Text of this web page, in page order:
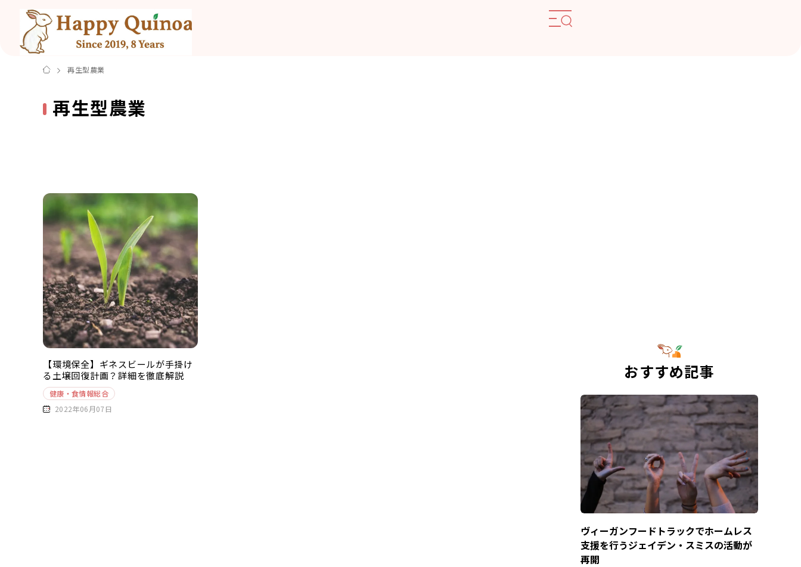
再生型農業
再生型農業
【環境保全】ギネスビールが手掛け
る土壌回復計画？詳細を徹底解説
健康・食情報総合
2022年06月07日
おすすめ記事
ヴィーガンフードトラックでホームレス
支援を行うジェイデン・スミスの活動が
再開